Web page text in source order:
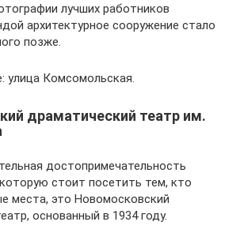
лучших работников
архитектурное сооружение стало
позже.
улица Комсомольская.
драматический театр им.
достопримечательность
стоит посетить тем, кто
места, это Новомосковский
основанный в 1934 году.